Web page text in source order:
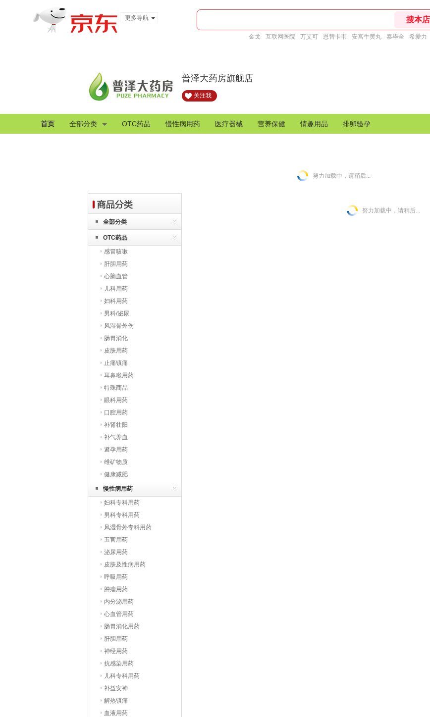
更多导航
金戈 互联网医院 万艾可 恩替卡韦 安宫牛黄丸 泰毕全 希爱力
普泽大药房旗舰店
关注我
首页 全部分类 OTC药品 慢性病用药 医疗器械 营养保健 情趣用品 排卵验孕
努力加载中，请稍后...
全部分类
OTC药品
感冒咳嗽
肝胆用药
心脑血管
儿科用药
妇科用药
男科/泌尿
风湿骨外伤
肠胃消化
皮肤用药
止痛镇痛
耳鼻喉用药
特殊商品
眼科用药
口腔用药
补肾壮阳
补气养血
避孕用药
维矿物质
健康减肥
慢性病用药
妇科专科用药
男科专科用药
风湿骨外专科用药
五官用药
泌尿用药
皮肤及性病用药
呼吸用药
肿瘤用药
内分泌用药
心血管用药
肠胃消化用药
肝胆用药
神经用药
抗感染用药
儿科专科用药
补益安神
解热镇痛
血液用药
努力加载中，请稍后...